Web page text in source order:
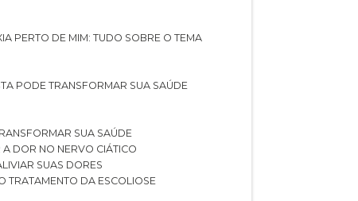
PERTO DE MIM: TUDO SOBRE O TEMA
PODE TRANSFORMAR SUA SAÚDE
SUA SAÚDE
A DOR NO NERVO CIÁTICO
SUAS DORES
TRATAMENTO DA ESCOLIOSE